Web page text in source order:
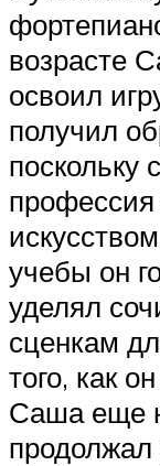
возрасте
освоил
получил
поскольку
профессия
учебы он
уделял
сценкам
того, как
Саша еще